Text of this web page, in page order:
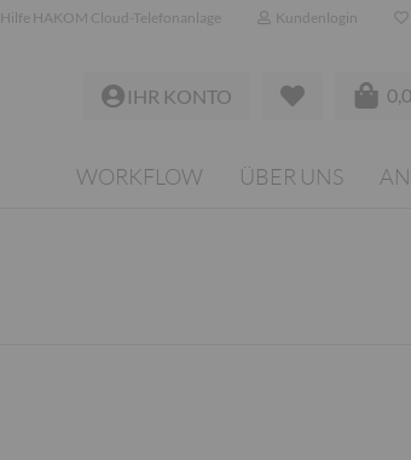
Hilfe HAKOM Cloud-Telefonanlage Kundenlogin
IHR KONTO
WORKFLOW ÜBER UNS